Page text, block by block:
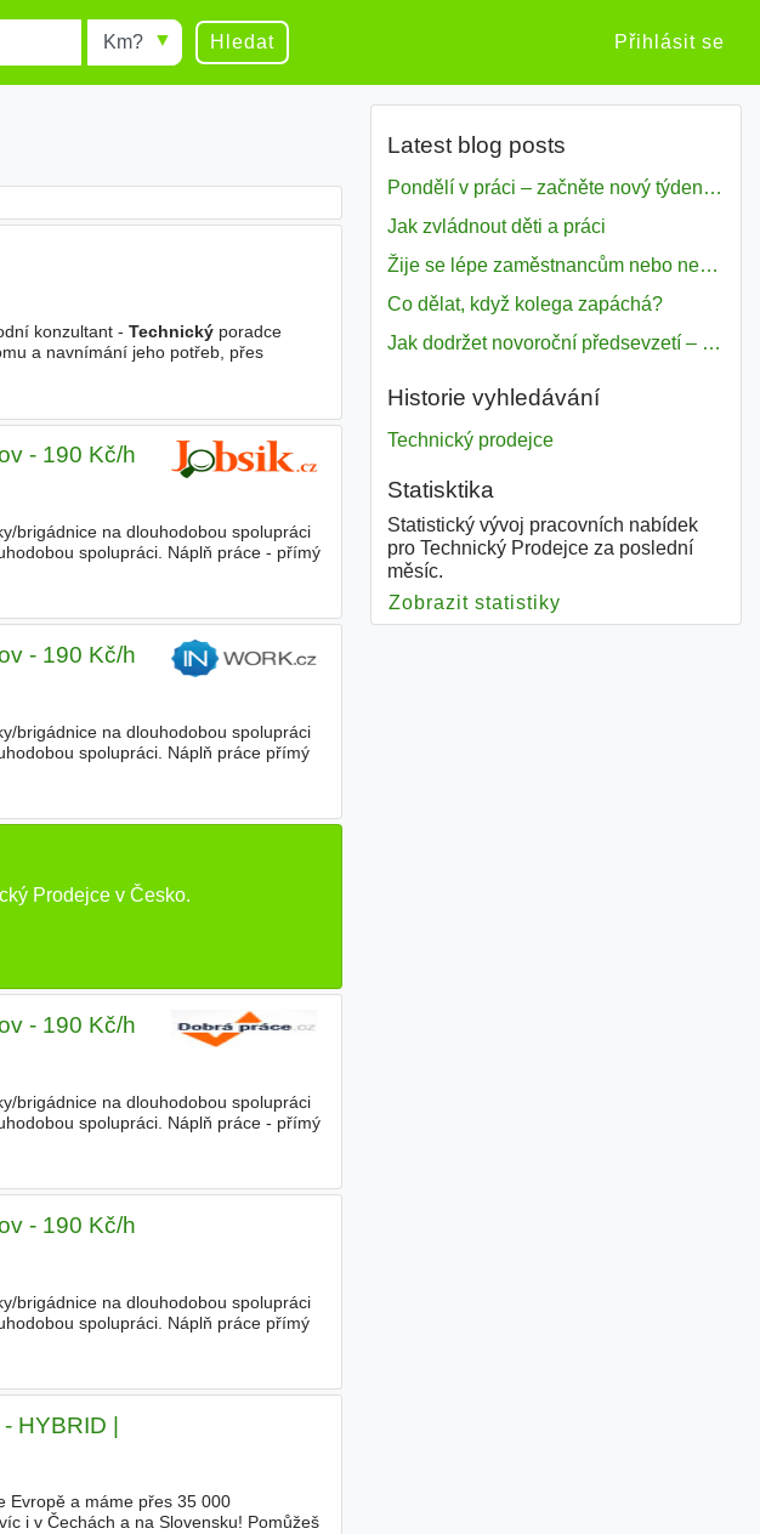
Radius Hledat Přihlásit se
konzultant - Technickýporadce
a navnímání jeho potřeb, přes
- 190 Kč/h
brigádnice na dlouhodobou spolupráci
spolupráci. Náplň práce - přímý
- 190 Kč/h
brigádnice na dlouhodobou spolupráci
spolupráci. Náplň práce přímý
Prodejce v Česko.
- 190 Kč/h
brigádnice na dlouhodobou spolupráci
spolupráci. Náplň práce - přímý
- 190 Kč/h
brigádnice na dlouhodobou spolupráci
spolupráci. Náplň práce přímý
HYBRID |
Evropě a máme přes 35 000
i v Čechách a na Slovensku! Pomůžeš
Latest blog posts
Pondělí v práci – začněte nový týden s motivací
Jak zvládnout děti a práci
Žije se lépe zaměstnancům nebo nezavislým pracovníkům
Co dělat, když kolega zapáchá?
Jak dodržet novoroční předsevzetí – naše tipy pro dobrý začátek roku 2018
Historie vyhledávání
Technický prodejce
Statisktika
Statistický vývoj pracovních nabídek
pro Technický Prodejce za poslední
měsíc.
Zobrazit statistiky